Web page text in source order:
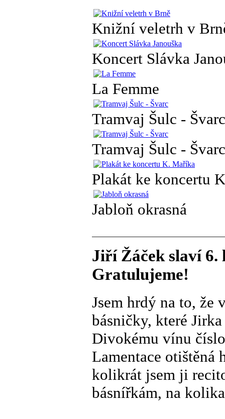
Knižní veletrh v
Koncert Slávka
La Femme
Tramvaj Šulc - Švarc
Tramvaj Šulc - Švarc
Plakát ke koncertu
Jabloň okrasná
Jiří Žáček slaví 6.
Gratulujeme!
Jsem hrdý na to,
básničky, které
Divokému vínu
Lamentace otištěná
kolikrát jsem ji
básnířkám, na